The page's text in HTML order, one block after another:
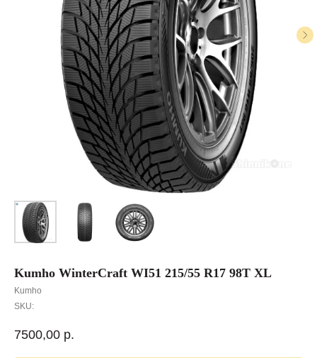
Kumho WinterCraft WI51 215/55 R17 98T XL
Kumho
SKU:
7500,00 р.